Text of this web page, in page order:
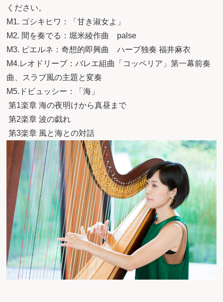
ください。
M1. ゴシキヒワ：「甘き淑女よ」
M2. 間を奏でる：堀米綾作曲 palse
M3. ピエルネ：奇想的即興曲 ハープ独奏 福井麻衣
M4.レオドリーブ：バレエ組曲「コッペリア」第一幕前奏
曲、スラブ風の主題と変奏
M5.ドビュッシー：「海」
第1楽章 海の夜明けから真昼まで
第2楽章 波の戯れ
第3楽章 風と海との対話